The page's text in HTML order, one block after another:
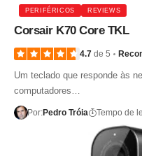
PERIFÉRICOS REVIEWS
Corsair K70 Core TKL
4.7 de 5
Um teclado que responde às
computadores…
Por:Pedro Tróia Tempo de